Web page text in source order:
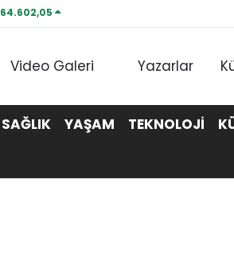
64.602,05
Video Galeri Yazarlar
SAĞLIK YAŞAM TEKNOLOJİ